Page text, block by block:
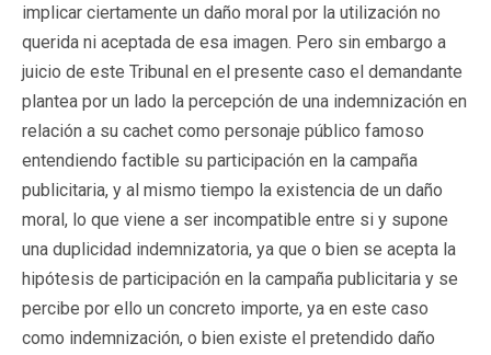
implicar ciertamente un daño moral por la utilización no
querida ni aceptada de esa imagen. Pero sin embargo a
juicio de este Tribunal en el presente caso el demandante
plantea por un lado la percepción de una indemnización en
relación a su cachet como personaje público famoso
entendiendo factible su participación en la campaña
publicitaria, y al mismo tiempo la existencia de un daño
moral, lo que viene a ser incompatible entre si y supone
una duplicidad indemnizatoria, ya que o bien se acepta la
hipótesis de participación en la campaña publicitaria y se
percibe por ello un concreto importe, ya en este caso
como indemnización, o bien existe el pretendido daño